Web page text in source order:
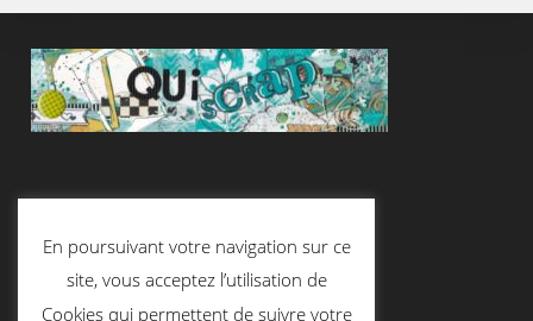
En poursuivant votre navigation sur ce
site, vous acceptez l’utilisation de
Cookies qui permettent de suivre votre